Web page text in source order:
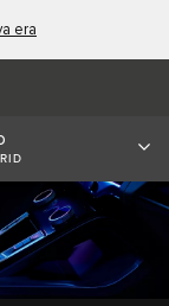
era